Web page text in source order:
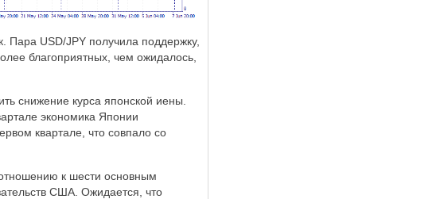
Пара USD/JPY получила поддержку,
благоприятных, чем ожидалось,
снижение курса японской иены.
экономика Японии
квартале, что совпало со
к шести основным
США. Ожидается, что